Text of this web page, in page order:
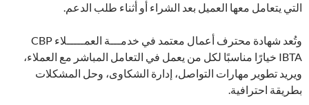
التي يتعامل معها العميل بعد الشراء أو أثناء طلب الدعم.
وتُعد شهادة محترف أعمال معتمد في خدمـــة العمـــــلاء CBP
IBTA خيارًا مناسبًا لكل من يعمل في التعامل المباشر مع العملاء،
ويريد تطوير مهارات التواصل، إدارة الشكاوى، وحل المشكلات
بطريقة احترافية.